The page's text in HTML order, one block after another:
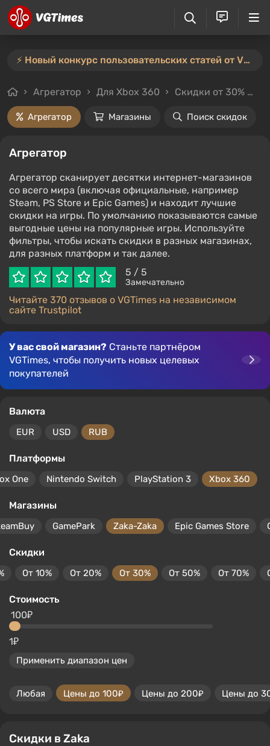
⚡️ Новый конкурс пользовательских статей от VGTimes — участвуйте тут ⚡️
Агрегатор Для Xbox 360 Скидки от 30%
Агрегатор Магазины Поиск скидок
Агрегатор
Агрегатор сканирует десятки интернет-магазинов
со всего мира (включая официальные, например
Steam, PS Store и Epic Games) и находит лучшие
скидки на игры. По умолчанию показываются самые
выгодные цены на популярные игры. Используйте
фильтры, чтобы искать скидки в разных магазинах,
для разных платформ и так далее.
5 / 5
Замечательно
Читайте 370 отзывов о VGTimes на независимом
сайте Trustpilot
У вас свой магазин? Станьте партнёром
VGTimes, чтобы получить новых целевых
покупателей
Валюта
EUR USD RUB
Платформы
One Nintendo Switch PlayStation 3 Xbox 360
Магазины
GamePark Zaka-Zaka Epic Games Store
Скидки
От 10% От 20% От 30% От 50% От 70%
Стоимость
1₽
100₽
Применить диапазон цен
Любая Цены до 100₽ Цены до 200₽ Цены до
Скидки в Zaka